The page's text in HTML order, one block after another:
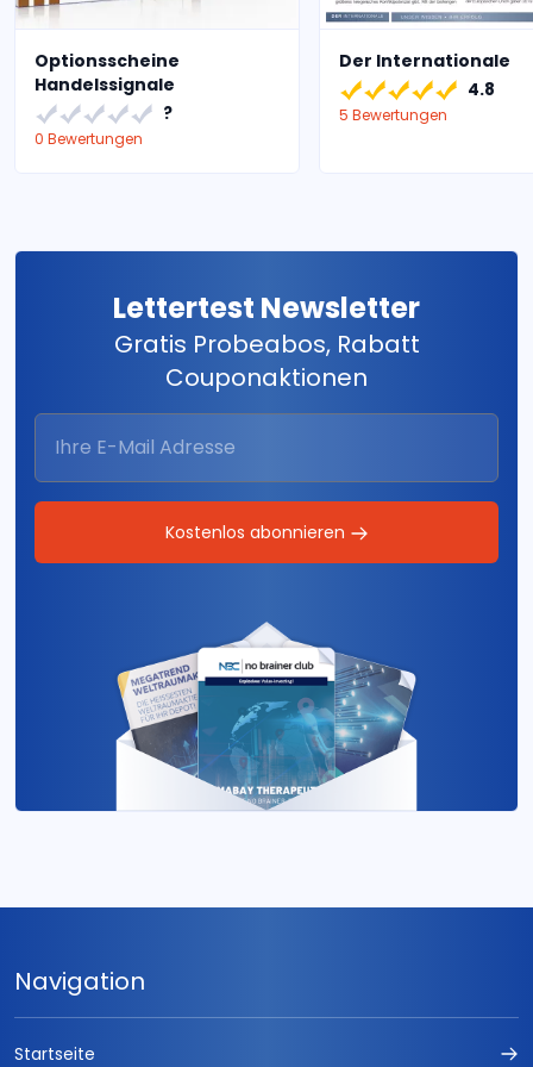
Optionsscheine
Handelssignale
?
0 Bewertungen
Der Internationale
4.8
5 Bewertungen
Lettertest Newsletter
Gratis Probeabos, Rabatt
Couponaktionen
Kostenlos abonnieren
Navigation
Startseite